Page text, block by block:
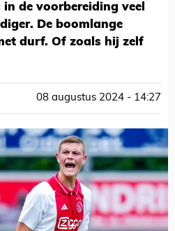
in de voorbereiding veel
De boomlange
durf. Of zoals hij zelf
08 augustus 2024 - 14:27